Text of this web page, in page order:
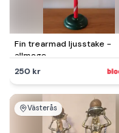
Fin trearmad ljusstake -
allmoge
250 kr
Västerås